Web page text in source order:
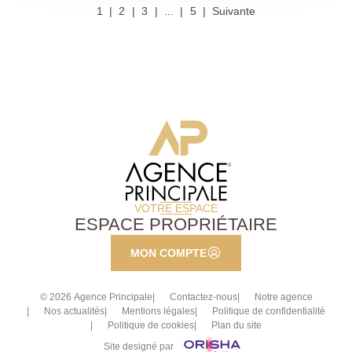
une salle de bains, wc séparés,. A cela s'ajoutent un
1 2 3 5 Suivante
VOTRE ESPACE
ESPACE PROPRIÉTAIRE
MON COMPTE
© 2026 Agence Principale Contactez-nous
Notre agence
Nos actualités
Mentions légales
Politique de confidentialité
Politique de cookies
Plan du site
Site designé par